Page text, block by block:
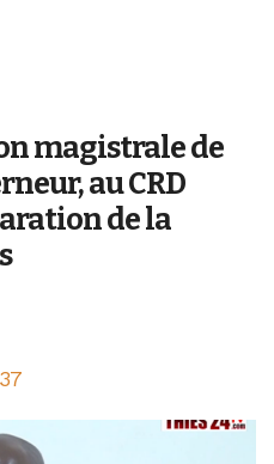
magistrale de
au CRD
de la